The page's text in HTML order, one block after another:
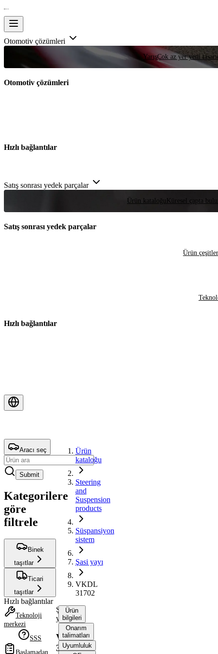
Otomotiv çözümleri
YarışÇok az yer yeni
Otomotiv çözümleri
Hızlı bağlantılar
Satış sonrası yedek parçalar
Ürün kataloğu Küresel çapta
Satış sonrası yedek parçalar
Ürün
Hızlı bağlantılar
Aracı seç
Submit
Kategorilere
göre
filtrele
Binek
taşıtlar
Ticari
taşıtlar
Hızlı bağlantılar
Teknoloji
merkezi
SSS
Başlamadan
Ürün
kataloğu
Steering
and
Suspension
products
Süspansiyon
sistem
Şasi yayı
VKDL
31702
Şasi
yayı
VKDL
31702
Ürün
bilgileri
Onarım
talimatları
Uyumluluk